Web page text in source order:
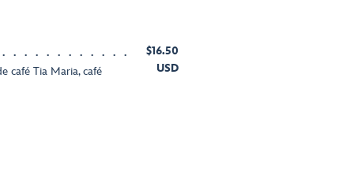
café Tia Maria, café
$16.50
USD